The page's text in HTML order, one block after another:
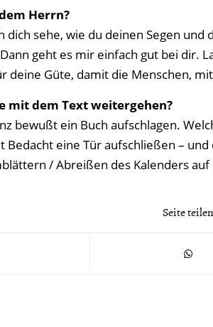
Herrn?
dich sehe, wie du deinen Segen
geht es mir einfach gut bei dir.
deine Güte, damit die Menschen,
mit dem Text weitergehen?
bewußt ein Buch aufschlagen.
Bedacht eine Tür aufschließen –
/ Abreißen des Kalenders auf
Seite teilen